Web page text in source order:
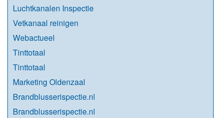
Luchtkanalen Inspectie
Vetkanaal reinigen
Webactueel
Tinttotaal
Tinttotaal
Marketing Oldenzaal
Brandblusserispectie.nl
Brandblusserispectie.nl